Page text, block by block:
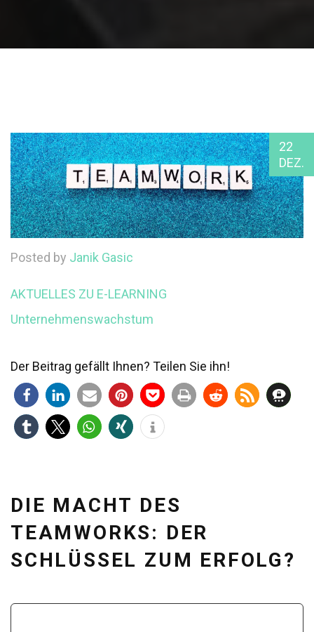
22
DEZ.
Posted by Janik Gasic
AKTUELLES ZU E-LEARNING
Unternehmenswachstum
Der Beitrag gefällt Ihnen? Teilen Sie ihn!
DIE MACHT DES
TEAMWORKS: DER
SCHLÜSSEL ZUM ERFOLG?